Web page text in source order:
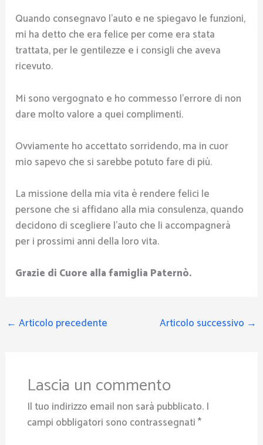
Quando consegnavo l’auto e ne spiegavo le funzioni,
mi ha detto che era felice per come era stata
trattata, per le gentilezze e i consigli che aveva
ricevuto.
Mi sono vergognato e ho commesso l’errore di non
dare molto valore a quei complimenti.
Ovviamente ho accettato sorridendo, ma in cuor
mio sapevo che si sarebbe potuto fare di più.
La missione della mia vita è rendere felici le
persone che si affidano alla mia consulenza, quando
decidono di scegliere l’auto che li accompagnerà
per i prossimi anni della loro vita.
Grazie di Cuore alla famiglia Paternò.
← Articolo precedente Articolo successivo →
Lascia un commento
Il tuo indirizzo email non sarà pubblicato. I
campi obbligatori sono contrassegnati*